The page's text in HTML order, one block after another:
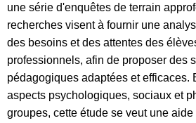
une série d'enquêtes de terrain
recherches visent à fournir une
des besoins et des attentes des
professionnels, afin de proposer des
pédagogiques adaptées et efficaces.
aspects psychologiques, sociaux et
groupes, cette étude se veut une